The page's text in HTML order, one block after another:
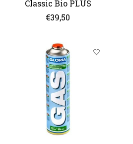
Classic Bio PLUS
€39,50